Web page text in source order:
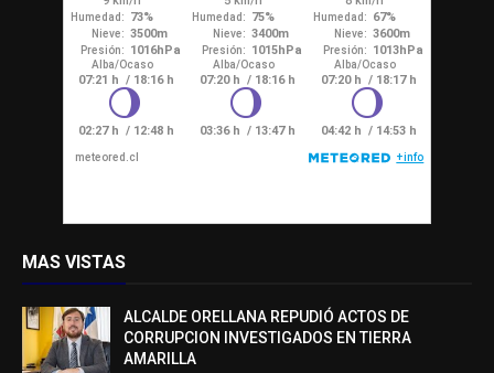
MAS VISTAS
ALCALDE ORELLANA REPUDIÓ ACTOS DE
CORRUPCION INVESTIGADOS EN TIERRA
AMARILLA